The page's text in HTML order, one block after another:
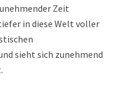
Zeit
in diese Welt voller
sieht sich zunehmend